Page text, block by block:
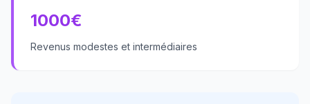
1000€
Revenus modestes et intermédiaires